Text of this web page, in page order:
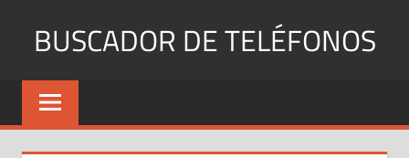
BUSCADOR DE TELÉFONOS
Identifica
Números
y